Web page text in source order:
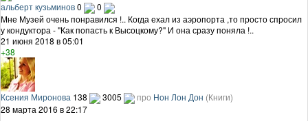
альберт кузьминов0
0
Мне Музей очень понравился !.. Когда ехал из аэропорта ,то просто спросил
у кондуктора - "Как попасть к Высоцкому?" И она сразу поняла !..
21 июня 2018 в 05:01
+38
Ксения Миронова 138 3005 про Нон Лон Дон (Книги)
28 марта 2016 в 22:17